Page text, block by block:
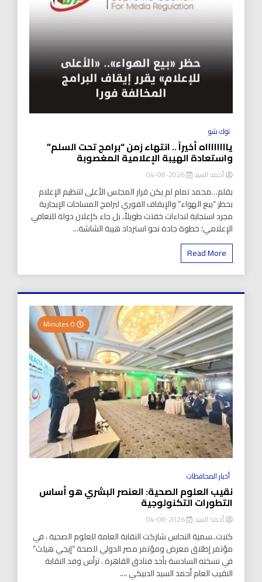
توك شو
يااااااااه أخيراً .. انتهاء زمن “برامج تحت السلم”
واستعادة الهيبة الإعلامية المغصوبة
أحمد السيد 2026-08-04
بقلم…محمد تمام لم يكن قرار المجلس الأعلى لتنظيم الإعلام
بحظر “بيع الهواء” والإيقاف الفوري لبرامج المساحات الإيجارية
مجرد استجابة لنداءات خفتت طويلاً، بل جاء كإعلان دولة للتعافي
الإعلامي؛ خطوة جادة نحو استرداد هيبة الشاشة...
Read More
أخبار المحافظات
نقيب العلوم الصحية: العنصر البشري هو أساس
التطورات التكنولوجية
أحمد السيد 2026-08-04
كتبت..سمية النحاس شاركت النقابة العامة للعلوم الصحية ، في
مؤتمر إطلاق معرض ومؤتمر مصر الدولي للصحة “إيجي هيلث”
في نسخته السادسة بأحد فنادق القاهرة . ترأس وفد النقابة
النقيب العام أحمد السيد الدبيكي ،...